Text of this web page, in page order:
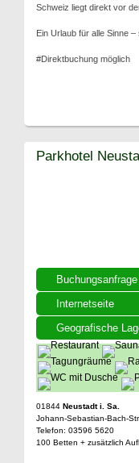
Schweiz liegt direkt vor
Ein Urlaub für alle Sinne
#Direktbuchung möglich
Buchungsanfrage
Internetseite
Geografische
Parkhotel
01844 Neustadt i. Sa.
Johann-Sebastian-Bach-
Telefon: 03596 5620
100 Betten + zusätzlich